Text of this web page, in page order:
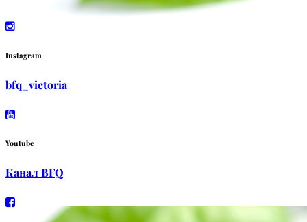
Instagram
bfq_victoria
Youtube
Канал BFQ